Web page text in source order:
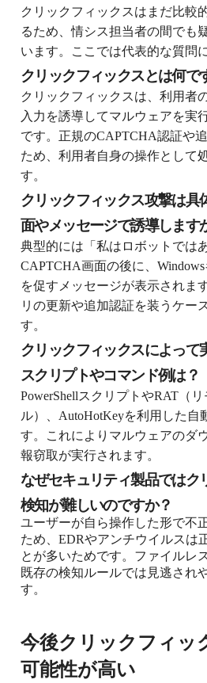
クリックフィックスはまだ比較
るため、情シス担当者の間でも
います。ここでは代表的な質問
クリックフィックスとは何で
クリックフィックスは、利用者
入力を誘導してマルウェアを実
です。正規のCAPTCHA認証や
ため、利用者自身の操作として
す。
クリックフィックス攻撃は具
面やメッセージで誘導します
典型的には「私はロボットでは
CAPTCHA画面の後に、
を促すメッセージが表示されま
リの更新や追加認証を装うケー
す。
クリックフィックスによって
スクリプトやコマンド例は？
PowerShellスクリプトやRAT（
ル）、AutoHotKeyを利用した自
す。これによりマルウェアのダ
報窃取が実行されます。
なぜセキュリティ製品ではク
検知が難しいのですか？
ユーザーが自ら操作した形で不
ため、EDRやアンチウイルスは
とが多いためです。ファイルレ
既存の検知ルールでは見逃され
す。
今後クリックフィッ
可能性が高い